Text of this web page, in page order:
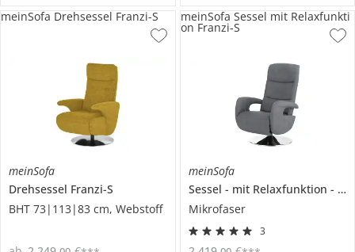
meinSofa
Drehsessel Franzi-S
BHT 73|113|83 cm, Webstoff
meinSofa Drehsessel Franzi-S
meinSofa
Sessel
mit Relaxfunktion
Mikrofaser
3
meinSofa Sessel mit Relaxfunkti
on Franzi-S